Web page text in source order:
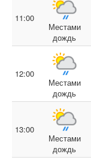
11:00
Местами
дождь
12:00
Местами
дождь
13:00
Местами
дождь